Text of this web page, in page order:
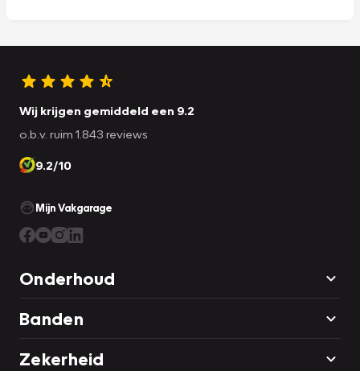
Wij krijgen gemiddeld een 9.2
o.b.v. ruim 1.843 reviews
9.2/10
Mijn Vakgarage
Onderhoud
Banden
Zekerheid